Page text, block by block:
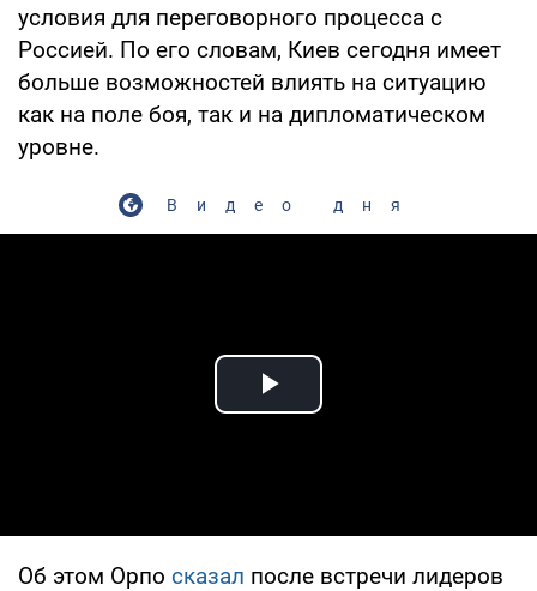
условия для переговорного процесса с
Россией. По его словам, Киев сегодня имеет
больше возможностей влиять на ситуацию
как на поле боя, так и на дипломатическом
уровне.
Видео дня
Play Video
Об этом Орпо сказал после встречи лидеров